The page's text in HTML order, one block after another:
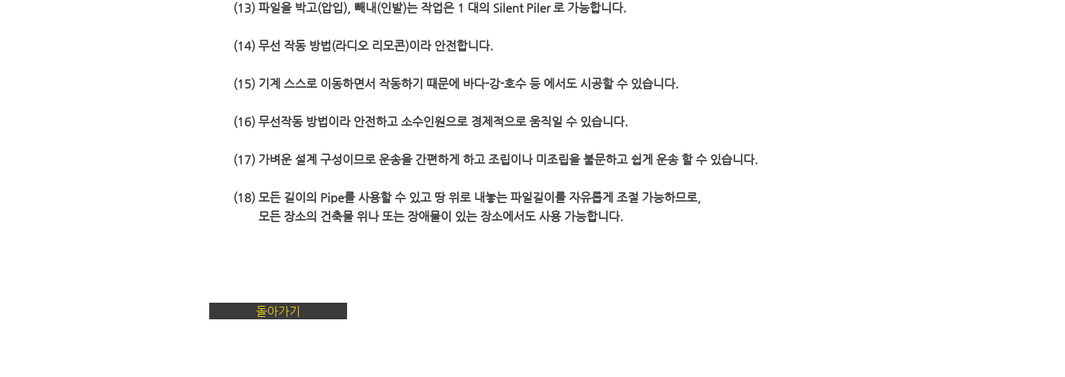
(13) 파일을 박고(압입), 빼내(인발)는 작업은 1 대의 Silent Piler 로 가능합니다.
(14) 무선 작동 방법(라디오 리모콘)이라 안전합니다.
(15) 기계 스스로 이동하면서 작동하기 때문에 바다-강-호수 등 에서도 시공할 수 있습니다.
(16) 무선작동 방법이라 안전하고 소수인원으로 경제적으로 움직일 수 있습니다.
(17) 가벼운 설계 구성이므로 운송을 간편하게 하고 조립이나 미조립을 불문하고 쉽게 운송 할 수 있습니다.
(18) 모든 길이의 Pipe를 사용할 수 있고 땅 위로 내놓는 파일길이를 자유롭게 조절 가능하므로,
모든 장소의 건축물 위나 또는 장애물이 있는 장소에서도 사용 가능합니다.
돌아가기